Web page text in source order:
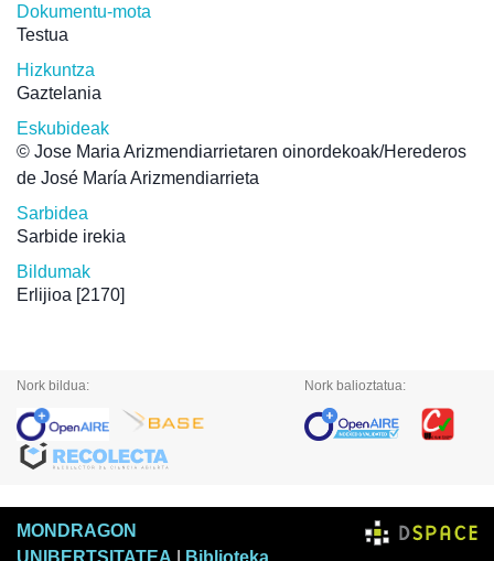
Dokumentu-mota
Testua
Hizkuntza
Gaztelania
Eskubideak
© Jose Maria Arizmendiarrietaren oinordekoak/Herederos
de José María Arizmendiarrieta
Sarbidea
Sarbide irekia
Bildumak
Erlijioa [2170]
Nork bildua: Nork balioztatua:
MONDRAGON